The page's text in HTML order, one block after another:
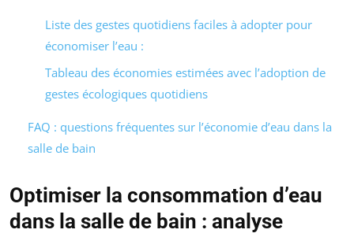
Liste des gestes quotidiens faciles à adopter pour
économiser l’eau :
Tableau des économies estimées avec l’adoption de
gestes écologiques quotidiens
FAQ : questions fréquentes sur l’économie d’eau dans la
salle de bain
Optimiser la consommation d’eau
dans la salle de bain : analyse